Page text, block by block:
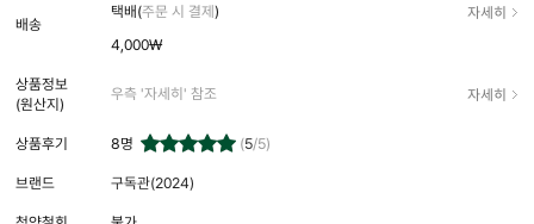
배송
택배(주문 시 결제) 자세히
4,000₩
상품정보
(원산지)
우측 '자세히' 참조 자세히
상품후기 8명 (5/5)
브랜드 구독관(2024)